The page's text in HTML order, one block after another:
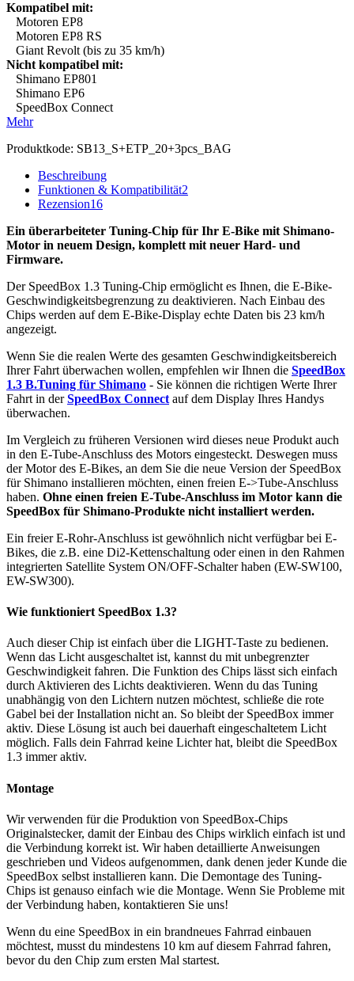
Kompatibel mit:
Motoren EP8
Motoren EP8 RS
Giant Revolt (bis zu 35 km/h)
Nicht kompatibel mit:
Shimano EP801
Shimano EP6
SpeedBox Connect
Mehr
Produktkode: SB13_S+ETP_20+3pcs_BAG
Beschreibung
Funktionen & Kompatibilität2
Rezension16
Ein überarbeiteter Tuning-Chip für Ihr E-Bike mit Shimano-
Motor in neuem Design, komplett mit neuer Hard- und
Firmware.
Der SpeedBox 1.3 Tuning-Chip ermöglicht es Ihnen, die E-Bike-
Geschwindigkeitsbegrenzung zu deaktivieren. Nach Einbau des
Chips werden auf dem E-Bike-Display echte Daten bis 23 km/h
angezeigt.
Wenn Sie die realen Werte des gesamten Geschwindigkeitsbereich
Ihrer Fahrt überwachen wollen, empfehlen wir Ihnen die SpeedBox
1.3 B.Tuning für Shimano - Sie können die richtigen Werte Ihrer
Fahrt in derSpeedBox Connect auf dem Display Ihres Handys
überwachen.
Im Vergleich zu früheren Versionen wird dieses neue Produkt auch
in den E-Tube-Anschluss des Motors eingesteckt. Deswegen muss
der Motor des E-Bikes, an dem Sie die neue Version der SpeedBox
für Shimano installieren möchten, einen freien E->Tube-Anschluss
haben. Ohne einen freien E-Tube-Anschluss im Motor kann die
SpeedBox für Shimano-Produkte nicht installiert werden.
Ein freier E-Rohr-Anschluss ist gewöhnlich nicht verfügbar bei E-
Bikes, die z.B. eine Di2-Kettenschaltung oder einen in den Rahmen
integrierten Satellite System ON/OFF-Schalter haben (EW-SW100,
EW-SW300).
Wie funktioniert SpeedBox 1.3?
Auch dieser Chip ist einfach über die LIGHT-Taste zu bedienen.
Wenn das Licht ausgeschaltet ist, kannst du mit unbegrenzter
Geschwindigkeit fahren. Die Funktion des Chips lässt sich einfach
durch Aktivieren des Lichts deaktivieren. Wenn du das Tuning
unabhängig von den Lichtern nutzen möchtest, schließe die rote
Gabel bei der Installation nicht an. So bleibt der SpeedBox immer
aktiv. Diese Lösung ist auch bei dauerhaft eingeschaltetem Licht
möglich. Falls dein Fahrrad keine Lichter hat, bleibt die SpeedBox
1.3 immer aktiv.
Montage
Wir verwenden für die Produktion von SpeedBox-Chips
Originalstecker, damit der Einbau des Chips wirklich einfach ist und
die Verbindung korrekt ist. Wir haben detaillierte Anweisungen
geschrieben und Videos aufgenommen, dank denen jeder Kunde die
SpeedBox selbst installieren kann. Die Demontage des Tuning-
Chips ist genauso einfach wie die Montage. Wenn Sie Probleme mit
der Verbindung haben, kontaktieren Sie uns!
Wenn du eine SpeedBox in ein brandneues Fahrrad einbauen
möchtest, musst du mindestens 10 km auf diesem Fahrrad fahren,
bevor du den Chip zum ersten Mal startest.